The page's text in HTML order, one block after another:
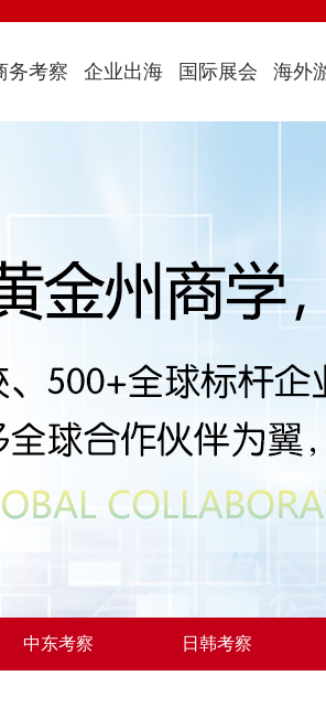
务考察 企业出海 国际展会 海外
中东考察 日韩考察